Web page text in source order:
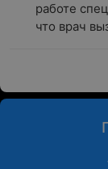
работе
что врач